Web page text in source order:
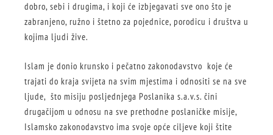
dobro, sebi i drugima, i koji će izbjegavati sve ono što je
zabranjeno, ružno i štetno za pojednice, porodicu i društva u
kojima ljudi žive.
Islam je donio krunsko i pečatno zakonodavstvo koje će
trajati do kraja svijeta na svim mjestima i odnositi se na sve
ljude, što misiju posljednjega Poslanika s.a.v.s. čini
drugačijom u odnosu na sve prethodne poslaničke misije,
Islamsko zakonodavstvo ima svoje opće ciljeve koji štite